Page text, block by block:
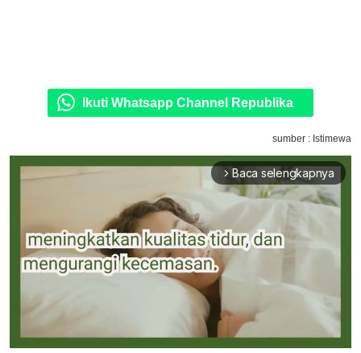
Ikuti Whatsapp Channel Republika
sumber : Istimewa
arrow_forward_ios Baca selengkapnya